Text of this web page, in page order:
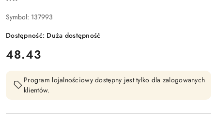
Symbol: 137993
Dostępność: Duża dostępność
cena:
48.43
Program lojalnościowy dostępny jest tylko dla zalogowanych
klientów.